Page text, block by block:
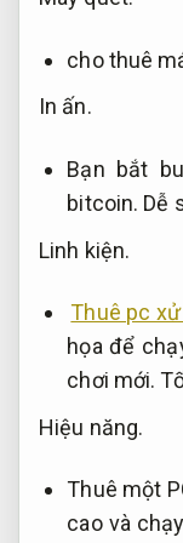
cho thuê
In ấn.
Bạn bắt
bitcoin. Dễ
Linh kiện.
Thuê pc
họa để
chơi mới.
Hiệu năng.
Thuê một
cao và